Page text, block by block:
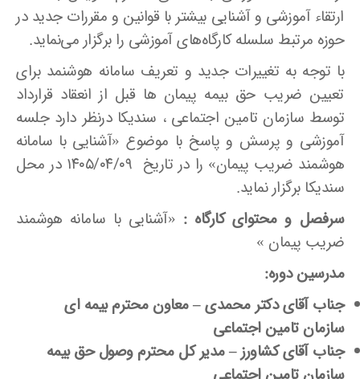
ارتقاء آموزشی و آشنایی بیشتر با قوانین و مقررات جدید در
حوزه مرتبط سلسله کارگاه‌های آموزشی را برگزار می‌نماید.
با توجه به تغییرات جدید و تعریف سامانه هوشنمد برای
تعیین ضریب حق بیمه پیمان ها قبل از انعقاد قرارداد
توسط سازمان تامین اجتماعی ، سندیکا درنظر دارد جلسه
آموزشی و پرسش و پاسخ با موضوع «آشنایی با سامانه
هوشمند ضریب پیمان» را در تاریخ‌ ۱۴۰۵/۰۴/۰۹ در محل
سندیکا برگزار نماید.
سرفصل و محتوای کارگاه : «آشنایی با سامانه هوشمند
ضریب پیمان »
مدرسین دوره:
جناب آقای دکتر محمدی–معاون محترم بیمه ای
سازمان تامین اجتماعی
جناب آقای کشاورز–مدیر کل محترم وصول حق بیمه